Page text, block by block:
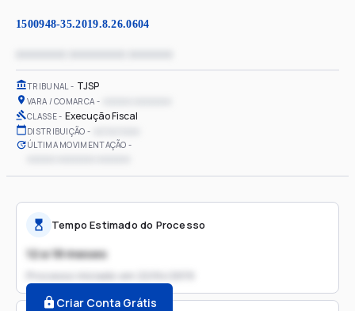
1500948-35.2019.8.26.0604
TRIBUNAL TJSP
VARA / COMARCA
CLASSE Execução Fiscal
DISTRIBUIÇÃO
ÚLTIMA MOVIMENTAÇÃO
Tempo Estimado do Processo
12 a 18 meses
Processo iniciado em
Criar Conta Grátis